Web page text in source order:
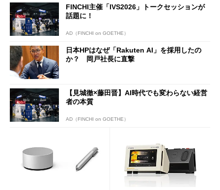
FINCHI主催「IVS2026」トークセッションが
話題に！
AD（FINCHI on GOETHE）
日本HPはなぜ「Rakuten AI」を採用したの
か？ 岡戸社長に直撃
【見城徹×藤田晋】AI時代でも変わらない経営
者の本質
AD（FINCHI on GOETHE）